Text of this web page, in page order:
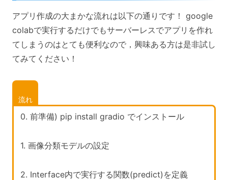
アプリ作成の大まかな流れは以下の通りです！ google
colabで実行するだけでもサーバーレスでアプリを作れ
てしまうのはとても便利なので，興味ある方は是非試し
てみてください！
流れ
0. 前準備) pip install gradio でインストール
1. 画像分類モデルの設定
2. Interface内で実行する関数(predict)を定義